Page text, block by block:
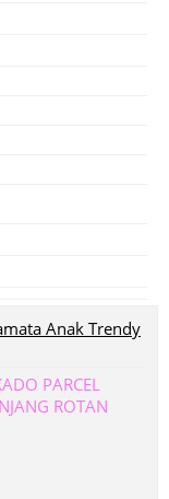
Anak Trendy
PARCEL
ROTAN